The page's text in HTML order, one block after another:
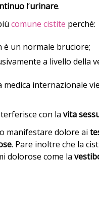
l’urinare.
comune cistite perché:
è un normale bruciore;
a livello della
medica internazionale
con lavita
manifestare dolore ai
. Pare inoltre che la
dolorose come la